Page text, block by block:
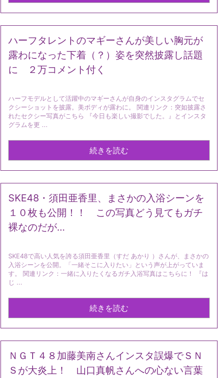
ハーフタレントのマギーさんが美しい胸元が
露わになった下着（？）姿を突然披露し話題
に ２万コメント付く
ハーフモデルとして活躍中のマギーさんが自身のインスタグラムでセ
クシーショットを披露。美ボディが露わに。 関連リンク：突如披露さ
れたセクシー写真がこちら 『今日も楽しい撮影でした。』とインスタ
グラムを更 ...
続きを読む
SKE48・須田亜香里、まさかの入浴シーンを
１０枚も公開！！ この写真どう見てもガチ
裸なのだが…
SKE48で高い人気を誇る須田亜香里（すだ あかり ）さんが、まさかの
入浴シーンを公開。「一緒そこに入りたい」という声が上がっていま
す。 関連リンク：一緒に入りたくなるガチ入浴写真はこちらに！ 『は
じ ...
続きを読む
ＮＧＴ４８加藤美南さんインスタ誤爆でＳＮ
Ｓが大炎上！ 山口真帆さんへの心ない言葉